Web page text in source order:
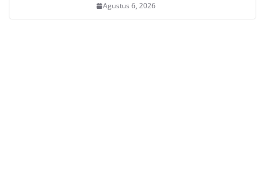
Agustus 6, 2026